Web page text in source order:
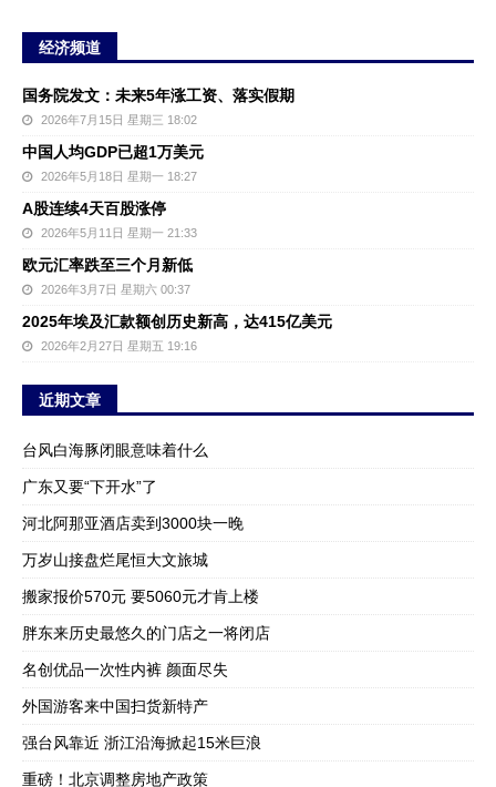
经济频道
国务院发文：未来5年涨工资、落实假期
2026年7月15日 星期三 18:02
中国人均GDP已超1万美元
2026年5月18日 星期一 18:27
A股连续4天百股涨停
2026年5月11日 星期一 21:33
欧元汇率跌至三个月新低
2026年3月7日 星期六 00:37
2025年埃及汇款额创历史新高，达415亿美元
2026年2月27日 星期五 19:16
近期文章
台风白海豚闭眼意味着什么
广东又要“下开水”了
河北阿那亚酒店卖到3000块一晚
万岁山接盘烂尾恒大文旅城
搬家报价570元 要5060元才肯上楼
胖东来历史最悠久的门店之一将闭店
名创优品一次性内裤 颜面尽失
外国游客来中国扫货新特产
强台风靠近 浙江沿海掀起15米巨浪
重磅！北京调整房地产政策